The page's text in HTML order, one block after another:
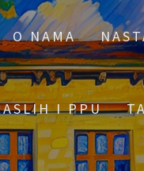
O NAMA
I PPU